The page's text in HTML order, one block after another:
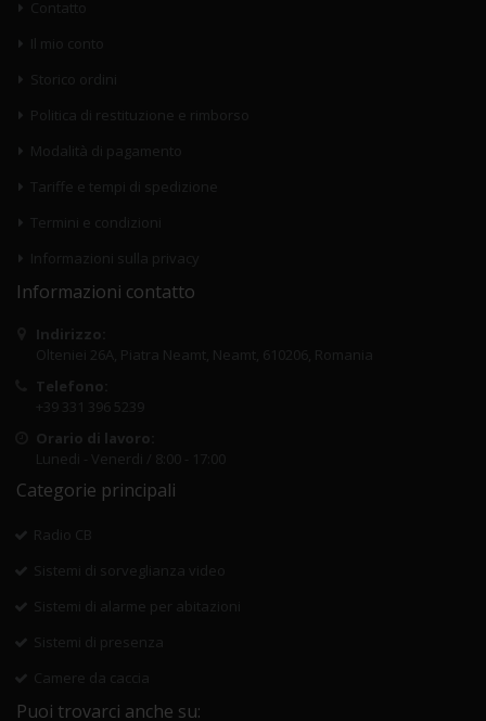
Contatto
Il mio conto
Storico ordini
Politica di restituzione e rimborso
Modalità di pagamento
Tariffe e tempi di spedizione
Termini e condizioni
Informazioni sulla privacy
Informazioni contatto
Indirizzo:
Olteniei 26A, Piatra Neamt, Neamt, 610206, Romania
Telefono:
+39 331 396 5239
Orario di lavoro:
Lunedi - Venerdi / 8:00 - 17:00
Categorie principali
Radio CB
Sistemi di sorveglianza video
Sistemi di alarme per abitazioni
Sistemi di presenza
Camere da caccia
Puoi trovarci anche su: